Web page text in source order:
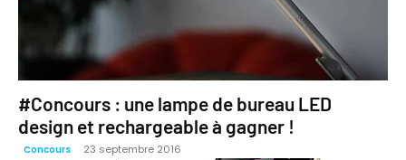
#Concours : une lampe de bureau LED
design et rechargeable à gagner !
Concours 23 septembre 2016